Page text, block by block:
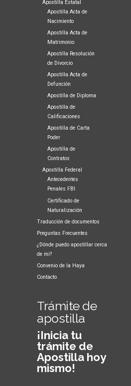
Apostilla Estatal
Apostilla Acta de
Nacimiento
Apostilla Acta de
Matrimonio
Apostilla Resolución
de Divorcio
Apostilla Acta de
Defunción
Apostilla de Diploma
Apostilla de
Calificaciones
Apostilla de Carta
Poder
Apostilla de
Contratos
Apostilla Federal
Antecedentes
Penales FBI
Certificado de
Naturalización
Traducción de documentos
Preguntas Frecuentes
¿Dónde puedo apostillar cerca
de mi?
Convenio de la Haya
Contacto
Trámite de
apostilla
¡Inicia tu
trámite de
Apostilla hoy
mismo!